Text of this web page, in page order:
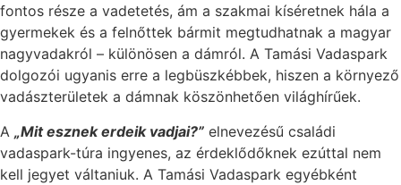
fontos része a vadetetés, ám a szakmai kíséretnek hála a
gyermekek és a felnőttek bármit megtudhatnak a magyar
nagyvadakról – különösen a dámról. A Tamási Vadaspark
dolgozói ugyanis erre a legbüszkébbek, hiszen a környező
vadászterületek a dámnak köszönhetően világhírűek.
A „Mit esznek erdeik vadjai?” elnevezésű családi
vadaspark-túra ingyenes, az érdeklődőknek ezúttal nem
kell jegyet váltaniuk. A Tamási Vadaspark egyébként